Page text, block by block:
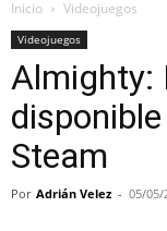
Inicio Videojuegos
Videojuegos
Almighty:
Steam
Por Adrián Velez - 05/05/